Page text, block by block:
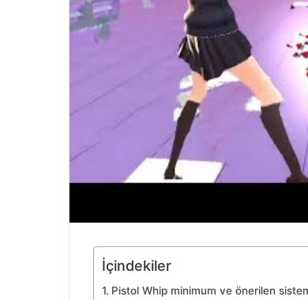
İçindekiler
Pistol Whip minimum ve önerilen